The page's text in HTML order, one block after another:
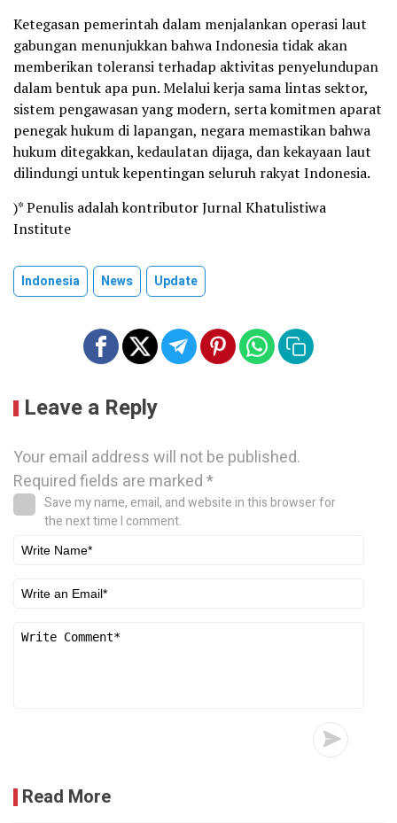
Ketegasan pemerintah dalam menjalankan operasi laut
gabungan menunjukkan bahwa Indonesia tidak akan
memberikan toleransi terhadap aktivitas penyelundupan
dalam bentuk apa pun. Melalui kerja sama lintas sektor,
sistem pengawasan yang modern, serta komitmen aparat
penegak hukum di lapangan, negara memastikan bahwa
hukum ditegakkan, kedaulatan dijaga, dan kekayaan laut
dilindungi untuk kepentingan seluruh rakyat Indonesia.
)* Penulis adalah kontributor Jurnal Khatulistiwa
Institute
Indonesia News Update
Leave a Reply
Your email address will not be published.
Required fields are marked*
Save my name, email, and website in this browser for
the next time I comment.
Read More